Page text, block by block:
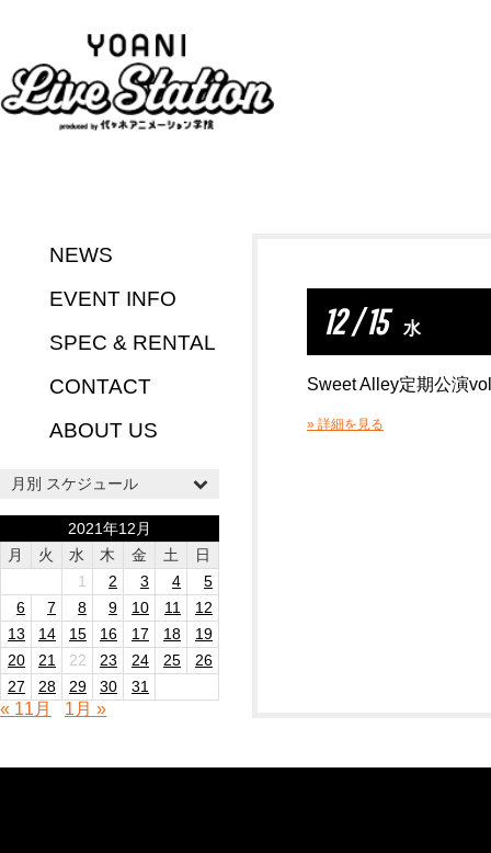
NEWS
EVENT INFO
SPEC & RENTAL
CONTACT
ABOUT US
月別 スケジュール
2021年12月
月
火 水 木 金 土
日
1
2 3 4
5
6
7 8 9 10 11
12
13
14 15 16 17 18
19
20
21 22 23 24 25
26
27
28 29 30 31
« 11月 1月 »
12 / 15 水
Sweet Alley定期公演
» 詳細を見る